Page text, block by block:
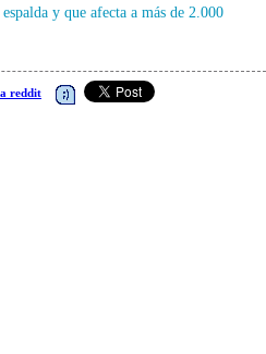
y que afecta a más de 2.000